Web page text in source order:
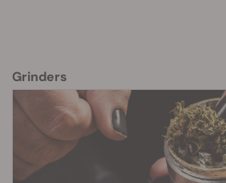
Grinders